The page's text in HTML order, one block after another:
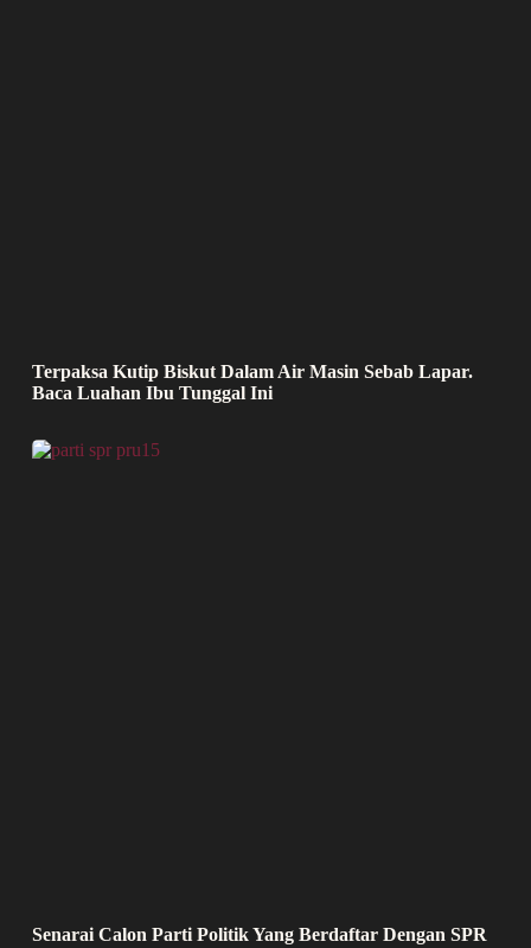
Terpaksa Kutip Biskut Dalam Air Masin Sebab Lapar.
Baca Luahan Ibu Tunggal Ini
Senarai Calon Parti Politik Yang Berdaftar Dengan SPR